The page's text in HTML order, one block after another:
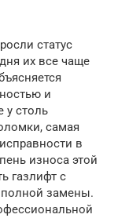
статус
их все чаще
и
у столь
самая
в
износа этой
газлифт с
полной замены.